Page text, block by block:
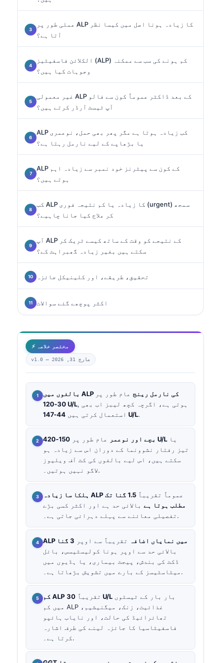
عملی طور پر ALP کا زیادہ ہونا اصل میں کیسا نظر
آتا ہے؟
الکلائن فاسفیٹیز (ALP) کم ہونے کی سب سے ممکنہ
وجوہات کیا ہیں؟
غیر معمولی ALP کے بعد ڈاکٹر عموماً کون سے فالو
اَپ ٹیسٹ آرڈر کرتے ہیں؟
ALP کب زیادہ ہوتا ہے مگر پھر بھی حمل، نوعمری
یا بڑھاپے کے لیے نارمل رہتا ہے؟
ALP کے کون سے پیٹرنز خود نمبر سے زیادہ اہم
ہوتے ہیں؟
کب ALP کا زیادہ یا کم نتیجہ فوری (urgent) سمجھ
کر علاج کیا جانا چاہیے؟
آپ ALP کے نتیجے کو وقت کے ساتھ کیسے ٹریک کر
سکتے ہیں بغیر زیادہ گھبراہٹ کے؟
تحقیق، طریقے، اور کلینیکل جائزہ
اکثر پوچھے گئے سوالات
⚡ مختصر خلاصہ
v1.0 — مارچ 31, 2026
بالغوں میں ALP کی نارمل رینج عام طور پر
30-120 U/L, ہوتی ہے، اگرچہ کچھ لیبز اب بھی
استعمال کرتی ہیں 44-147 U/L.
بچے اور نوعمر عام طور پر 150-420 U/L
تیز رفتار نشوونما کے دوران اس سے زیادہ ہو
سکتے ہیں، اس لیے بالغوں کی کٹ آف ویلیوز
لاگو نہیں ہوتیں۔.
ہلکا سا زیادہ ALP عموماً تقریباً
1.5 گنا تک
مطلب ہوتا ہے بالائی حد ہے اور اکثر کسی بڑے
تفصیلی معائنے سے پہلے دہرائی جاتی ہے۔.
ALP میں نمایاں اضافہ تقریباً سے اوپر 3 گنا
بالائی حد سے اوپر ہونا کولیسٹیسس، بائل
ڈکٹ کی بندش، پیجٹ بیماری، یا ہڈیوں میں
میٹاسٹیسز کے بارے میں تشویش بڑھاتا ہے۔.
کم ALP تقریباً 30 U/L
میں کم ALP غذائیت، زنک، میگنیشیم،
تھائرائیڈ کی حالت، اور نایاب ہائپو
فاسفیٹاسیا کا جائزہ لینے کی طرف اشارہ
کرتا ہے۔.